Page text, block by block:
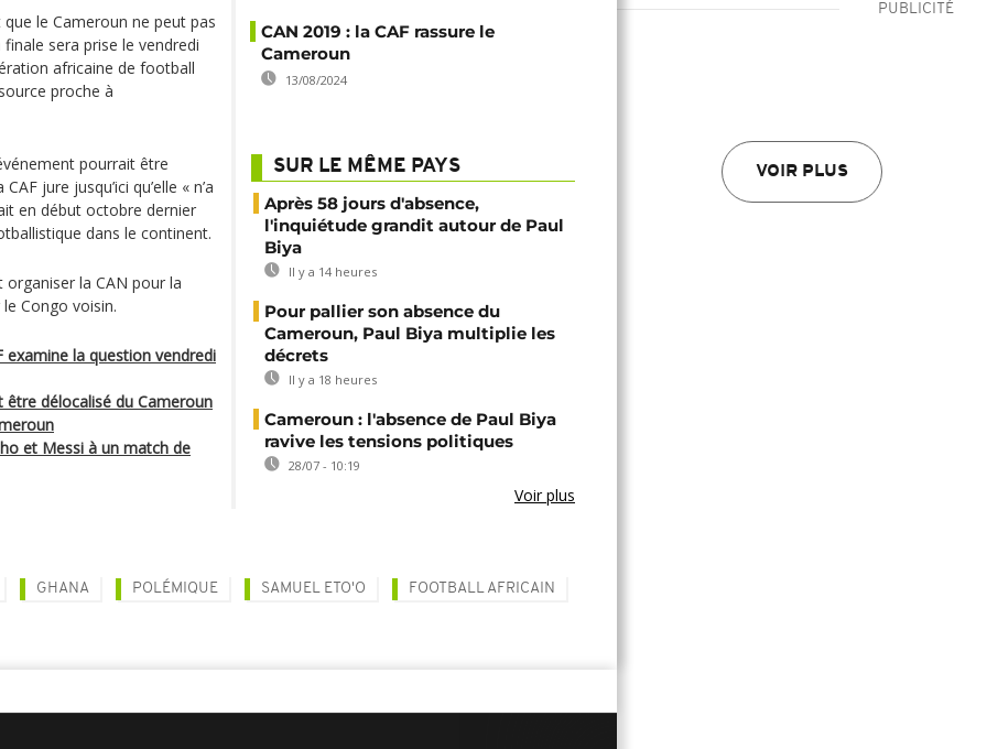
PUBLICITÉ
VOIR PLUS
le Cameroun ne peut pas
sera prise le vendredi
africaine de football
proche à
pourrait être
jure jusqu’ici qu’elle « n’a
en début octobre dernier
dans le continent.
organiser la CAN pour la
Congo voisin.
examine la question vendredi
être délocalisé du Cameroun
et Messi à un match de
CAN 2019 : la CAF rassure le
Cameroun
13/08/2024
SUR LE MÊME PAYS
Après 58 jours d'absence,
l'inquiétude grandit autour de Paul
Biya
Il y a 14 heures
Pour pallier son absence du
Cameroun, Paul Biya multiplie les
décrets
Il y a 18 heures
Cameroun : l'absence de Paul Biya
ravive les tensions politiques
28/07 - 10:19
Voir plus
GHANA POLÉMIQUE SAMUEL ETO'O FOOTBALL AFRICAIN